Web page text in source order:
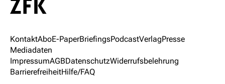
KontaktAboE-PaperBriefingsPodcastVerlagPresse
Mediadaten
ImpressumAGBDatenschutzWiderrufsbelehrung
BarrierefreiheitHilfe/FAQ